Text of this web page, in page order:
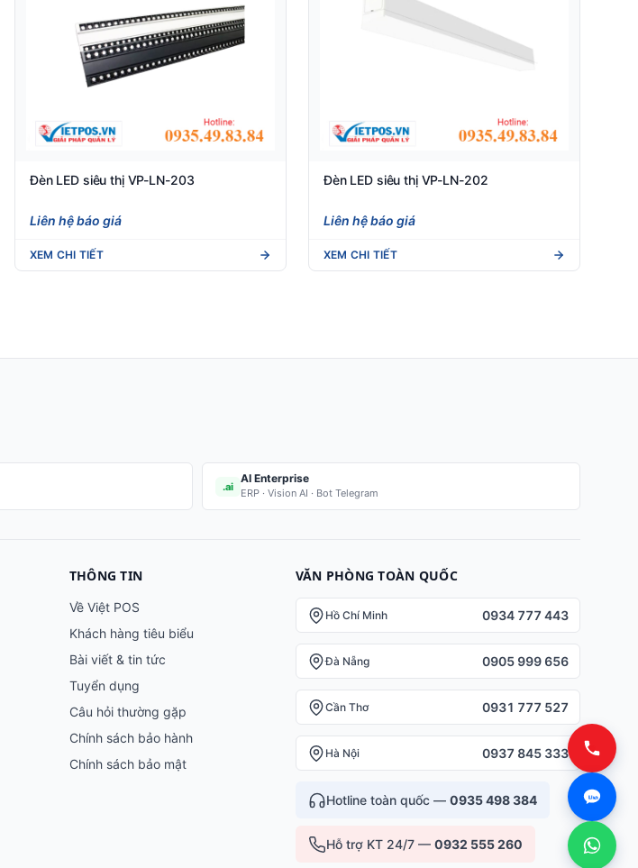
Đèn LED siêu thị VP-LN-203
Liên hệ báo giá
XEM CHI TIẾT
Đèn LED siêu thị VP-LN-202
Liên hệ báo giá
XEM CHI TIẾT
.ai
AI Enterprise
ERP · Vision AI · Bot Telegram
THÔNG TIN
Về Việt POS
Khách hàng tiêu biểu
Bài viết & tin tức
Tuyển dụng
Câu hỏi thường gặp
Chính sách bảo hành
Chính sách bảo mật
VĂN PHÒNG TOÀN QUỐC
Hồ Chí Minh 0934 777 443
Đà Nẵng 0905 999 656
Cần Thơ 0931 777 527
Hà Nội 0937 845 333
Hotline toàn quốc — 0935 498 384
Hỗ trợ KT 24/7 — 0932 555 260